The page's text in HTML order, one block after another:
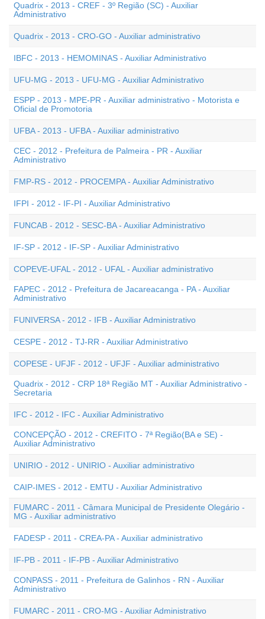
Quadrix - 2013 - CREF - 3º Região (SC) - Auxiliar
Administrativo
Quadrix - 2013 - CRO-GO - Auxiliar administrativo
IBFC - 2013 - HEMOMINAS - Auxiliar Administrativo
UFU-MG - 2013 - UFU-MG - Auxiliar Administrativo
ESPP - 2013 - MPE-PR - Auxiliar administrativo - Motorista e
Oficial de Promotoria
UFBA - 2013 - UFBA - Auxiliar administrativo
CEC - 2012 - Prefeitura de Palmeira - PR - Auxiliar
Administrativo
FMP-RS - 2012 - PROCEMPA - Auxiliar Administrativo
IFPI - 2012 - IF-PI - Auxiliar Administrativo
FUNCAB - 2012 - SESC-BA - Auxiliar Administrativo
IF-SP - 2012 - IF-SP - Auxiliar Administrativo
COPEVE-UFAL - 2012 - UFAL - Auxiliar administrativo
FAPEC - 2012 - Prefeitura de Jacareacanga - PA - Auxiliar
Administrativo
FUNIVERSA - 2012 - IFB - Auxiliar Administrativo
CESPE - 2012 - TJ-RR - Auxiliar Administrativo
COPESE - UFJF - 2012 - UFJF - Auxiliar administrativo
Quadrix - 2012 - CRP 18ª Região MT - Auxiliar Administrativo -
Secretaria
IFC - 2012 - IFC - Auxiliar Administrativo
CONCEPÇÃO - 2012 - CREFITO - 7ª Região(BA e SE) -
Auxiliar Administrativo
UNIRIO - 2012 - UNIRIO - Auxiliar administrativo
CAIP-IMES - 2012 - EMTU - Auxiliar Administrativo
FUMARC - 2011 - Câmara Municipal de Presidente Olegário -
MG - Auxiliar administrativo
FADESP - 2011 - CREA-PA - Auxiliar administrativo
IF-PB - 2011 - IF-PB - Auxiliar Administrativo
CONPASS - 2011 - Prefeitura de Galinhos - RN - Auxiliar
Administrativo
FUMARC - 2011 - CRO-MG - Auxiliar Administrativo